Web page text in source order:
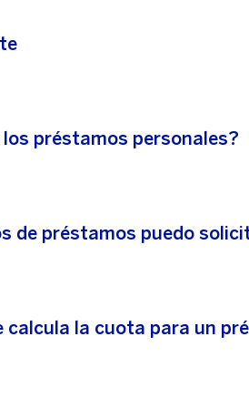
los préstamos personales?
de préstamos puedo
calcula la cuota para un